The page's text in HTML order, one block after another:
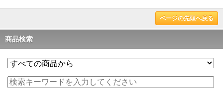
ページの先頭へ戻る
商品検索